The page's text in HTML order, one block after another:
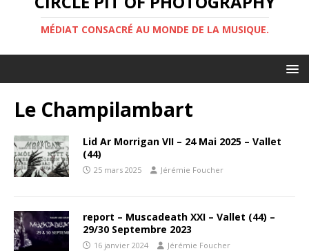
MÉDIAT CONSACRÉ AU MONDE DE LA MUSIQUE.
Le Champilambart
Lid Ar Morrigan VII – 24 Mai 2025 – Vallet
(44)
25 mars 2025 Jérémie Foucher
report – Muscadeath XXI – Vallet (44) –
29/30 Septembre 2023
16 janvier 2024 Jérémie Foucher